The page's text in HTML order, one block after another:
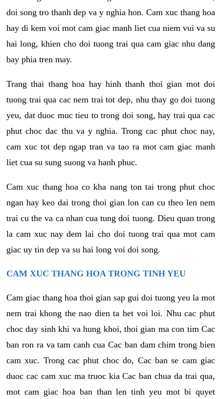
doi song tro thanh dep va y nghia hon. Cam xuc thang hoa
hay di kem voi mot cam giac manh liet cua niem vui va su
hai long, khien cho doi tuong trai qua cam giac nhu dang
bay phia tren may.
Trang thai thang hoa hay hinh thanh thoi gian mot doi
tuong trai qua cac nem trai tot dep, nhu thay go doi tuong
yeu, dat duoc muc tieu to trong doi song, hay trai qua cac
phut choc dac thu va y nghia. Trong cac phut choc nay,
cam xuc tot dep ngap tran va tao ra mot cam giac manh
liet cua su sung suong va hanh phuc.
Cam xuc thang hoa co kha nang ton tai trong phut choc
ngan hay keo dai trong thoi gian lon can cu theo len nem
trai cu the va ca nhan cua tung doi tuong. Dieu quan trong
la cam xuc nay dem lai cho doi tuong trai qua mot cam
giac uy tin dep va su hai long voi doi song.
CAM XUC THANG HOA TRONG TINH YEU
Cam giac thang hoa thoi gian sap gui doi tuong yeu la mot
nem trai khong the nao dien ta het voi loi. Nhu cac phut
choc day sinh khi va hung khoi, thoi gian ma con tim Cac
ban ron ra va tam canh cua Cac ban dam chim trong bien
cam xuc. Trong cac phut choc do, Cac ban se cam giac
duoc cac cam xuc ma truoc kia Cac ban chua da trai qua,
mot cam giac hoa ban than len tinh yeu mot bi quyet